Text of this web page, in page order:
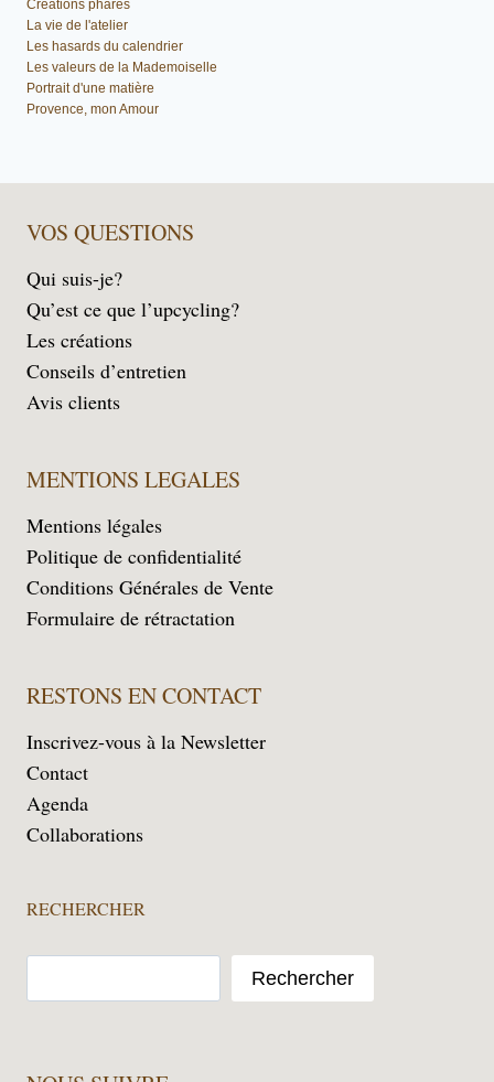
Créations phares
La vie de l'atelier
Les hasards du calendrier
Les valeurs de la Mademoiselle
Portrait d'une matière
Provence, mon Amour
VOS QUESTIONS
Qui suis-je?
Qu’est ce que l’upcycling?
Les créations
Conseils d’entretien
Avis clients
MENTIONS LEGALES
Mentions légales
Politique de confidentialité
Conditions Générales de Vente
Formulaire de rétractation
RESTONS EN CONTACT
Inscrivez-vous à la Newsletter
Contact
Agenda
Collaborations
RECHERCHER
Rechercher